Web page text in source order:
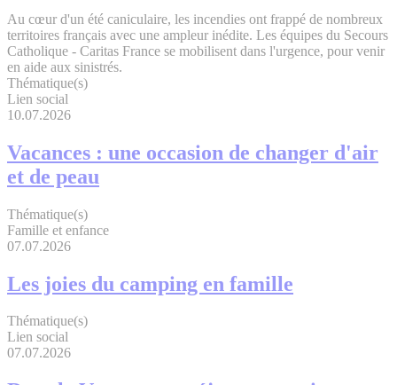
Au cœur d'un été caniculaire, les incendies ont frappé de nombreux
territoires français avec une ampleur inédite. Les équipes du Secours
Catholique - Caritas France se mobilisent dans l'urgence, pour venir
en aide aux sinistrés.
Thématique(s)
Lien social
10.07.2026
Vacances : une occasion de changer d'air
et de peau
Thématique(s)
Famille et enfance
07.07.2026
Les joies du camping en famille
Thématique(s)
Lien social
07.07.2026